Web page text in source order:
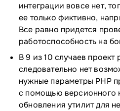
интеграции вовсе нет,
ее только фиктивно,
Все равно придется
работоспособность на
В 9 из 10 случаев проект
следовательно нет
нужные параметры PHP
с помощью версионного
обновления утилит для